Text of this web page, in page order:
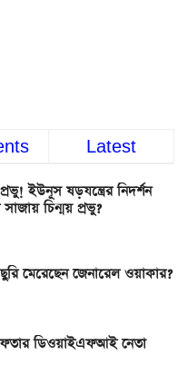
Latest
ইউনূস ষড়যন্ত্রের নিদর্শন
চিন্ময় প্রভু?
মেরেছেন জেনারেল ওয়াকার?
ডিওয়াইএফআই নেতা